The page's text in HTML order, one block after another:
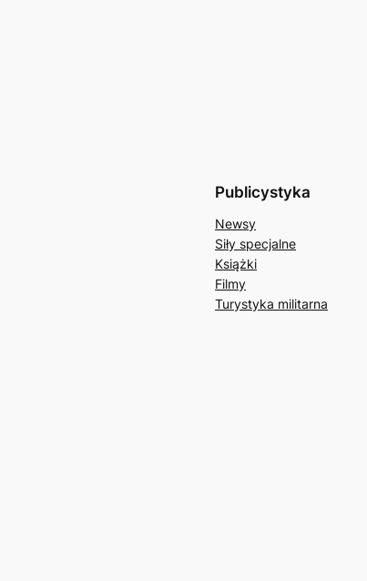
Publicystyka
Newsy
Siły specjalne
Książki
Filmy
Turystyka militarna